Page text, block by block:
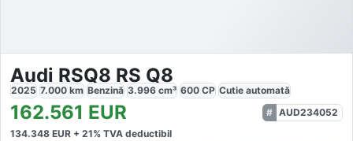
Audi RSQ8 RS Q8
2025 7.000 km Benzină 3.996 cm³ 600 CP Cutie automată
162.561 EUR
AUD234052
134.348 EUR + 21% TVA deductibil